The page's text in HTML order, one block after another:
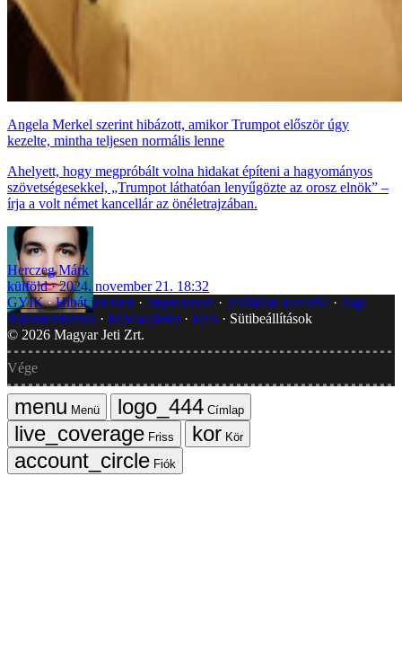
Angela Merkel szerint hibázott, amikor Trumpot először úgy
kezelte, mintha teljesen normális lenne
Ahelyett, hogy megpróbált volna hidakat építeni a hagyományos
szövetségesekkel, „Trumpot láthatóan lenyűgözte az orosz elnök” –
írja a volt német kancellár az önéletrajzában.
Herczeg Márk
külföld
2024. november 21. 18:32
GYIK Hibát jelentek Impresszum Javítások kezelése
Jogi
dokumentumok
Médiaajánlat RSS
Sütibeállítások
© 2026 Magyar Jeti Zrt.
Vége
Menü
Címlap
Friss
Kör
Fiók